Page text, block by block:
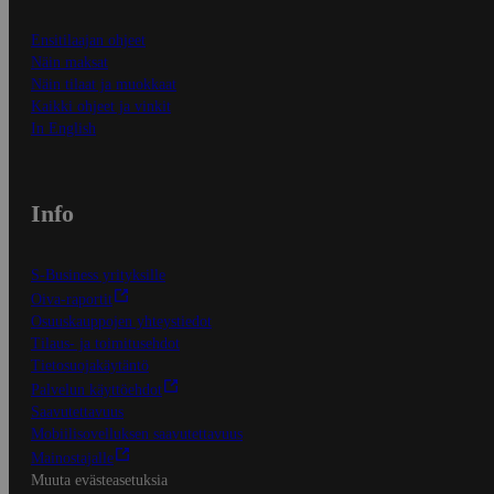
Ensitilaajan ohjeet
Näin maksat
Näin tilaat ja muokkaat
Kaikki ohjeet ja vinkit
In English
Info
S-Business yrityksille
Oiva-raportit
Osuuskauppojen yhteystiedot
Tilaus- ja toimitusehdot
Tietosuojakäytäntö
Palvelun käyttöehdot
Saavutettavuus
Mobiilisovelluksen saavutettavuus
Mainostajalle
Muuta evästeasetuksia